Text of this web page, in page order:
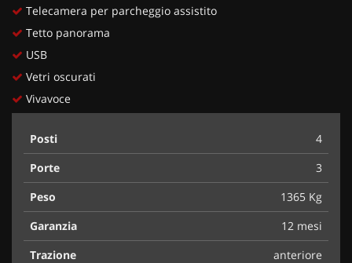
Telecamera per parcheggio assistito
Tetto panorama
USB
Vetri oscurati
Vivavoce
Posti
4
Porte
3
Peso
1365 Kg
Garanzia
12 mesi
Trazione
anteriore